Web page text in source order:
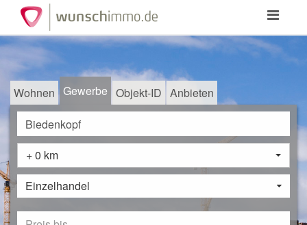
Toggle
Wohnen Gewerbe Objekt-ID Anbieten
+ 0 km
Einzelhandel